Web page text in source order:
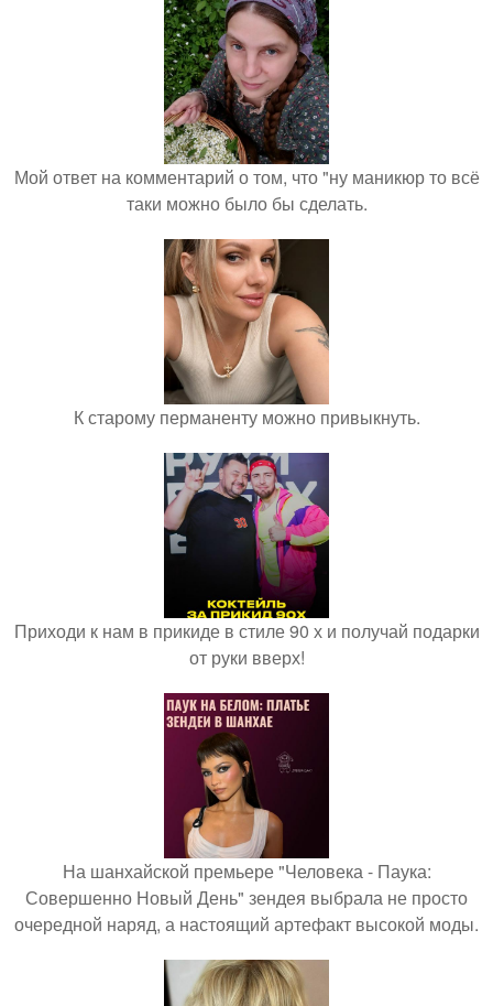
Мой ответ на комментарий о том, что "ну маникюр то всё
таки можно было бы сделать.
К старому перманенту можно привыкнуть.
Приходи к нам в прикиде в стиле 90 х и получай подарки
от руки вверх!
На шанхайской премьере "Человека - Паука:
Совершенно Новый День" зендея выбрала не просто
очередной наряд, а настоящий артефакт высокой моды.